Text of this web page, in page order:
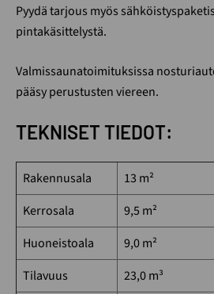
Pyydä tarjous myös
pintakäsittelystä.
Valmissaunatoimituksissa
pääsy perustusten viereen.
TEKNISET TIEDOT:
Rakennusala
13 m²
Kerrosala
9,5 m²
Huoneistoala
9,0 m²
Tilavuus
23,0 m³